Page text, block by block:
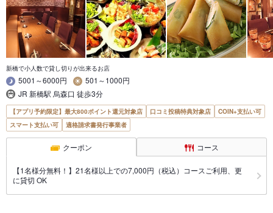
新橋で小人数で貸し切りが出来るお店
5001～6000円
501～1000円
JR 新橋駅 烏森口 徒歩3分
【アプリ予約限定】最大800ポイント還元対象店 口コミ投稿特典対象店
COIN+支払い可
スマート支払い可
適格請求書発行事業者
クーポン コース
【1名様分無料！】21名様以上での7,000円（税込）コースご利用、更
に貸切 OK